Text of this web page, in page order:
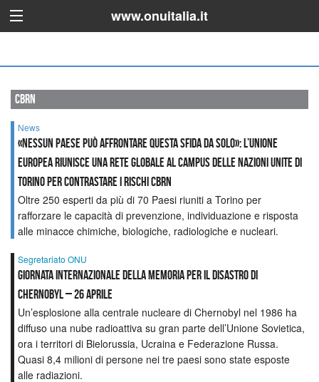
www.onuitalia.it
cbrn
News
«Nessun paese può affrontare questa sfida da solo»: l’Unione
europea riunisce una rete globale al Campus delle Nazioni Unite di
Torino per contrastare i rischi CBRN
Oltre 250 esperti da più di 70 Paesi riuniti a Torino per
rafforzare le capacità di prevenzione, individuazione e risposta
alle minacce chimiche, biologiche, radiologiche e nucleari.
Segretariato ONU
Giornata internazionale della memoria per il disastro di
Chernobyl – 26 aprile
Un’esplosione alla centrale nucleare di Chernobyl nel 1986 ha
diffuso una nube radioattiva su gran parte dell’Unione Sovietica,
ora i territori di Bielorussia, Ucraina e Federazione Russa.
Quasi 8,4 milioni di persone nei tre paesi sono state esposte
alle radiazioni.